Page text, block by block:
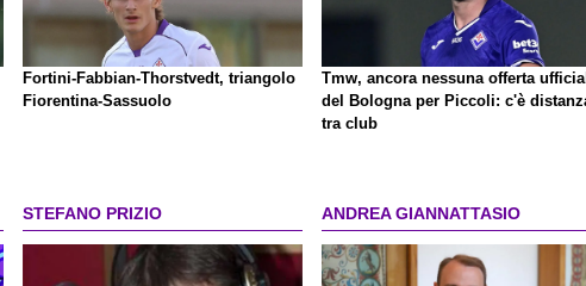
Fortini-Fabbian-Thorstvedt, triangolo
Fiorentina-Sassuolo
Tmw, ancora nessuna offerta
del Bologna per Piccoli: c'è
tra club
STEFANO PRIZIO ANDREA GIANNATTASIO